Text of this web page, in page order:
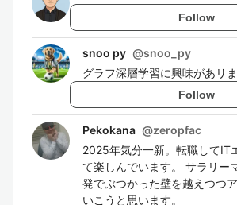
Follow
snoo py @snoo_py
グラフ深層学習に興味があリま
Follow
Pekokana @zeropfac
2025年気分一新。転職してIT
て楽しんでいます。 サラリー
発でぶつかった壁を越えつつ
いこうと思います。